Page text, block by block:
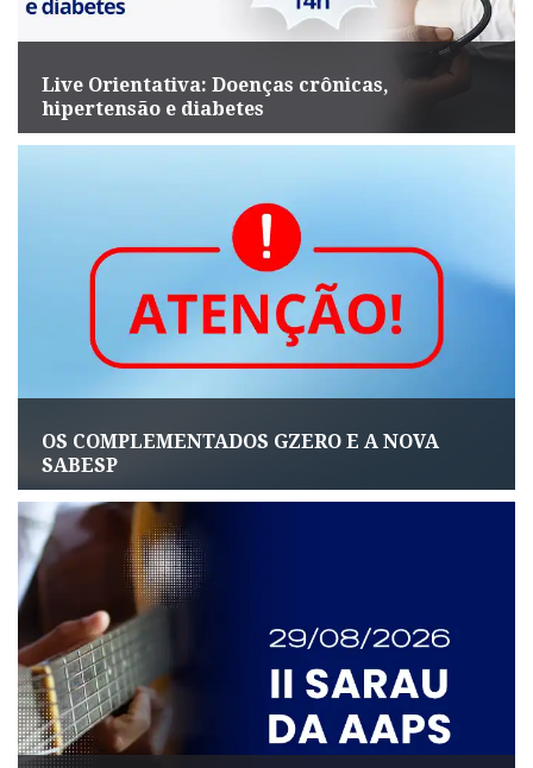
Live Orientativa: Doenças crônicas,
hipertensão e diabetes
OS COMPLEMENTADOS GZERO E A NOVA
SABESP